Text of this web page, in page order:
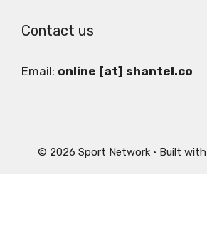
Contact us
Email: online [at] shantel.co
© 2026 Sport Network• Built with